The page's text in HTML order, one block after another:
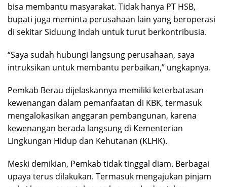
bisa membantu masyarakat. Tidak hanya PT HSB,
bupati juga meminta perusahaan lain yang beroperasi
di sekitar Siduung Indah untuk turut berkontribusia.
“Saya sudah hubungi langsung perusahaan, saya
intruksikan untuk membantu perbaikan,” ungkapnya.
Pemkab Berau dijelaskannya memiliki keterbatasan
kewenangan dalam pemanfaatan di KBK, termasuk
mengalokasikan anggaran pembangunan, karena
kewenangan berada langsung di Kementerian
Lingkungan Hidup dan Kehutanan (KLHK).
Meski demikian, Pemkab tidak tinggal diam. Berbagai
upaya terus dilakukan. Termasuk mengajukan pinjam